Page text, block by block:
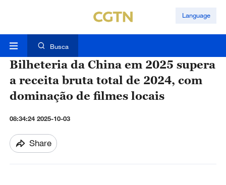
Language
Busca
Bilheteria da China em 2025 supera
a receita bruta total de 2024, com
dominação de filmes locais
08:34:24 2025-10-03
Share